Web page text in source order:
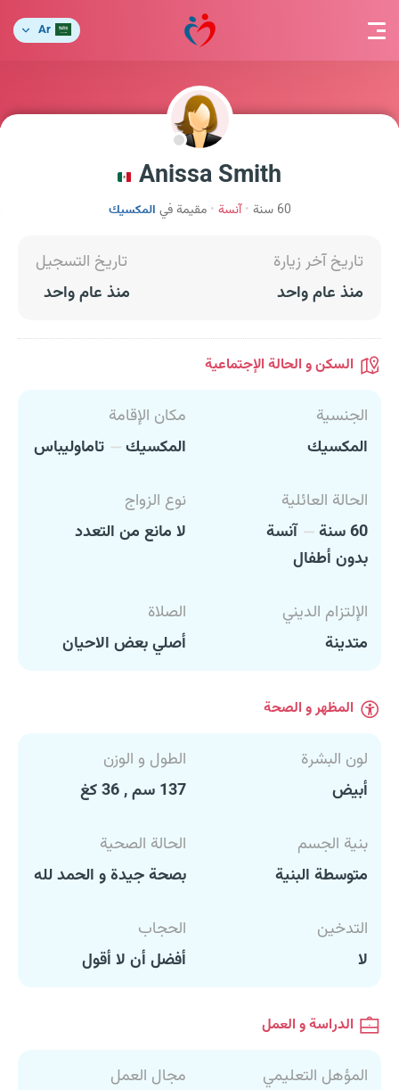
Ar
Anissa Smith
60 سنة آنسة مقيمة في المكسيك
تاريخ آخر زيارة
منذ عام واحد
تاريخ التسجيل
منذ عام واحد
السكن و الحالة الإجتماعية
الجنسية
المكسيك
مكان الإقامة
المكسيك
تاماوليباس
الحالة العائلية
60 سنة
آنسة
بدون أطفال
نوع الزواج
لا مانع من التعدد
الإلتزام الديني
متدينة
الصلاة
أصلي بعض الاحيان
المظهر و الصحة
لون البشرة
أبيض
الطول و الوزن
137 سم , 36 كغ
بنية الجسم
متوسطة البنية
الحالة الصحية
بصحة جيدة و الحمد لله
التدخين
لا
الحجاب
أفضل أن لا أقول
الدراسة و العمل
المؤهل التعليمي
مجال العمل